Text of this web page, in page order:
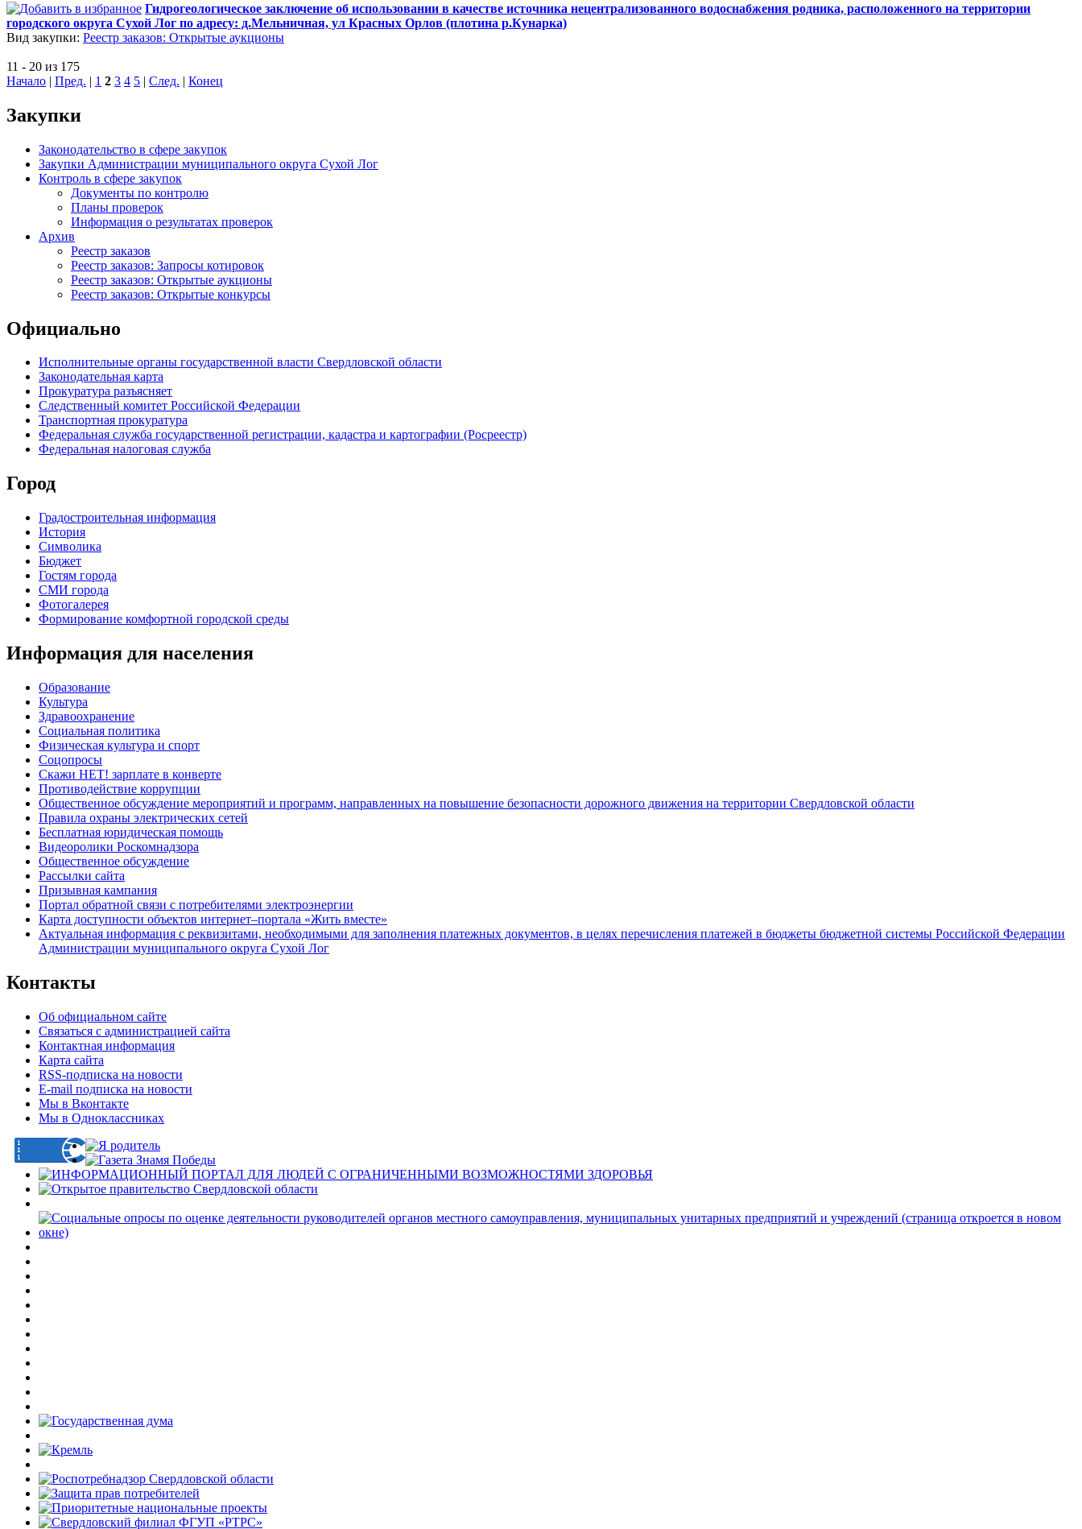
Гидрогеологическое заключение об использовании в качестве источника нецентрализованного водоснабжения родника, расположенного на территории
городского округа Сухой Лог по адресу: д.Мельничная, ул Красных Орлов (плотина р.Кунарка)
Вид закупки: Реестр заказов: Открытые аукционы
11 - 20 из 175
Начало | Пред. | 1 2 3 4 5 | След. | Конец
Закупки
Законодательство в сфере закупок
Закупки Администрации муниципального округа Сухой Лог
Контроль в сфере закупок
Документы по контролю
Планы проверок
Информация о результатах проверок
Архив
Реестр заказов
Реестр заказов: Запросы котировок
Реестр заказов: Открытые аукционы
Реестр заказов: Открытые конкурсы
Официально
Исполнительные органы государственной власти Свердловской области
Законодательная карта
Прокуратура разъясняет
Следственный комитет Российской Федерации
Транспортная прокуратура
Федеральная служба государственной регистрации, кадастра и картографии (Росреестр)
Федеральная налоговая служба
Город
Градостроительная информация
История
Символика
Бюджет
Гостям города
СМИ города
Фотогалерея
Формирование комфортной городской среды
Информация для населения
Образование
Культура
Здравоохранение
Социальная политика
Физическая культура и спорт
Соцопросы
Скажи НЕТ! зарплате в конверте
Противодействие коррупции
Общественное обсуждение мероприятий и программ, направленных на повышение безопасности дорожного движения на территории Свердловской области
Правила охраны электрических сетей
Бесплатная юридическая помощь
Видеоролики Роскомнадзора
Общественное обсуждение
Рассылки сайта
Призывная кампания
Портал обратной связи с потребителями электроэнергии
Карта доступности объектов интернет–портала «Жить вместе»
Актуальная информация с реквизитами, необходимыми для заполнения платежных документов, в целях перечисления платежей в бюджеты бюджетной системы Российской Федерации
Администрации муниципального округа Сухой Лог
Контакты
Об официальном сайте
Связаться с администрацией сайта
Контактная информация
Карта сайта
RSS-подписка на новости
E-mail подписка на новости
Мы в Вконтакте
Мы в Одноклассниках